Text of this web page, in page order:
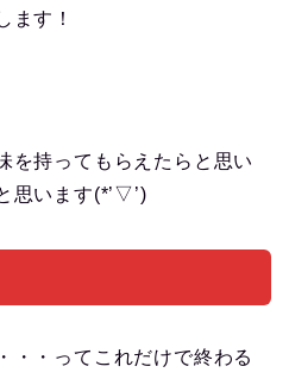
ます！
を持ってもらえたらと思い
思います(*’▽’)
・・・ってこれだけで終わる